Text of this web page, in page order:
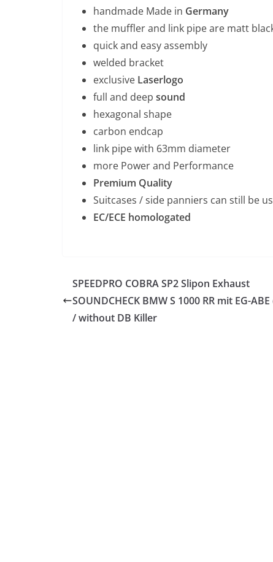
handmade Made in Germany
the muffler and link pipe are matt
quick and easy assembly
welded bracket
exclusive Laserlogo
full and deep sound
hexagonal shape
carbon endcap
link pipe with 63mm diameter
more Power and Performance
Premium Quality
Suitcases / side panniers can still be
EC/ECE homologated
SPEEDPRO COBRA SP2 Slipon Exhaust
SOUNDCHECK BMW S 1000 RR mit EG-
/ without DB Killer